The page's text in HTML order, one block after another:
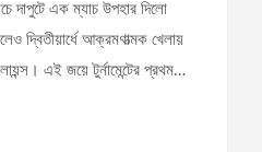
দাপুটে এক ম্যাচ উপহার দিলো
দ্বিতীয়ার্ধে আক্রমণাত্মক খেলায়
এই জয়ে টুর্নামেন্টের প্রথম…